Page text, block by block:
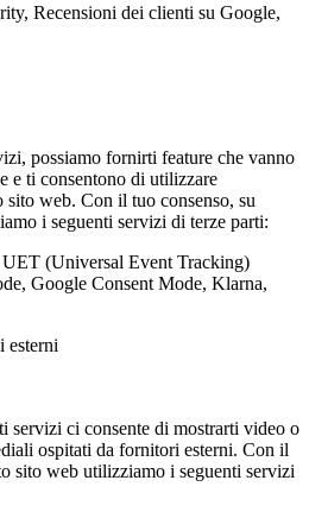
Recensioni dei clienti su Google,
possiamo fornirti feature che vanno
e ti consentono di utilizzare
sito web. Con il tuo consenso, su
i seguenti servizi di terze parti:
(Universal Event Tracking)
Google Consent Mode, Klarna,
esterni
servizi ci consente di mostrarti video o
ospitati da fornitori esterni. Con il
sito web utilizziamo i seguenti servizi